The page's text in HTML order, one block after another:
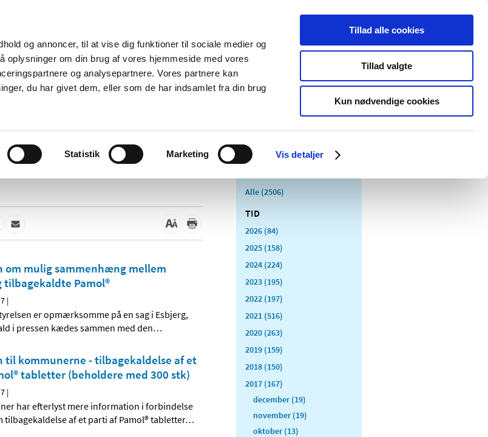
og annoncer, til at vise dig funktioner til sociale medier og
oplysninger om din brug af vores hjemmeside med vores
og analysepartnere. Vores partnere kan
du har givet dem, eller som de har indsamlet fra din brug
Statistik Marketing Vis detaljer
Tillad alle cookies
Tillad valgte
Kun nødvendige cookies
Nyheder Om os Kontakt Udgivelser
Tilskud og
Apoteker og salg af
Medicinsk
Særlige
produktområder
om mulig sammenhæng mellem
tilbagekaldte Pamol®
|
er opmærksomme på en sag i Esbjerg,
i pressen kædes sammen med den…
til kommunerne - tilbagekaldelse af et
tabletter (beholdere med 300 stk)
|
har efterlyst mere information i forbindelse
tilbagekaldelse af et parti af Pamol® tabletter…
Alle (2506)
TID
2026 (84)
2025 (158)
2024 (224)
2023 (195)
2022 (197)
2021 (516)
2020 (263)
2019 (159)
2018 (150)
2017 (167)
december (19)
november (19)
oktober (13)